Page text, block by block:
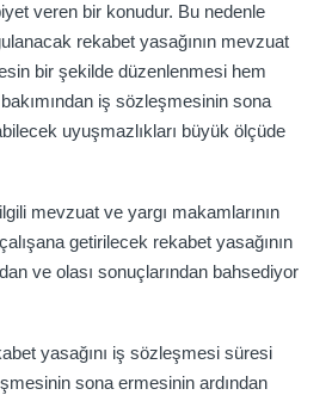
veren bir konudur. Bu nedenle
rekabet yasağının mevzuat
bir şekilde düzenlenmesi hem
iş sözleşmesinin sona
uyuşmazlıkları büyük ölçüde
mevzuat ve yargı makamlarının
getirilecek rekabet yasağının
ve olası sonuçlarından bahsediyor
yasağını iş sözleşmesi süresi
sona ermesinin ardından